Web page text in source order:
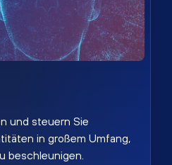
und steuern Sie
in großem Umfang,
beschleunigen.